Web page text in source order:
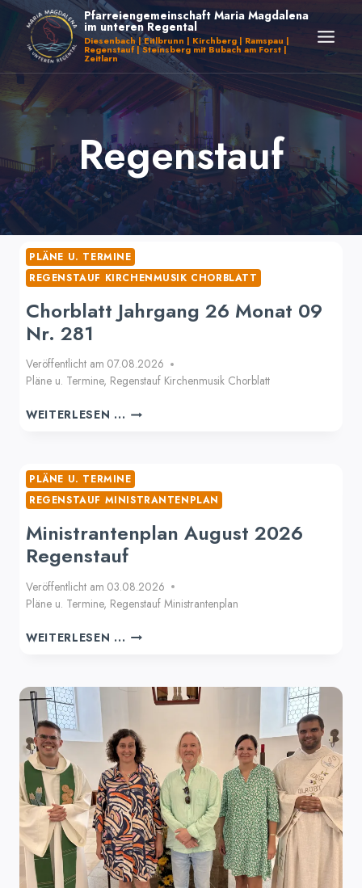
Zum
Inhalt
springen
Pfarreiengemeinschaft Maria Magdalena
im unteren Regental
Diesenbach | Eitlbrunn | Kirchberg | Ramspau |
Regenstauf | Steinsberg mit Bubach am Forst |
Zeitlarn
Regenstauf
PLÄNE U. TERMINE
REGENSTAUF KIRCHENMUSIK CHORBLATT
Chorblatt Jahrgang 26 Monat 09
Nr. 281
Veröffentlicht am 07.08.2026
Pläne u. Termine, Regenstauf Kirchenmusik Chorblatt
WEITERLESEN ... CHORBLATT
09
NR.
281
PLÄNE U. TERMINE
REGENSTAUF MINISTRANTENPLAN
Ministrantenplan August 2026
Regenstauf
Veröffentlicht am 03.08.2026
Pläne u. Termine, Regenstauf Ministrantenplan
WEITERLESEN ... MINISTRANTENPLAN
REGENSTAUF